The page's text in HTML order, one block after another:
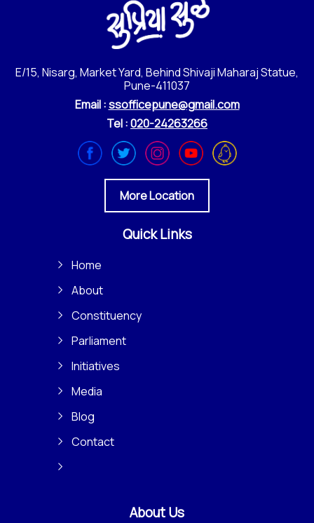
E/15, Nisarg, Market Yard, Behind Shivaji Maharaj Statue,
Pune-411037
Email :ssofficepune@gmail.com
Tel :020-24263266
More Location
Quick Links
Home
About
Constituency
Parliament
Initiatives
Media
Blog
Contact
About Us